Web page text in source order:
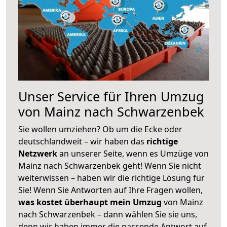
Unser Service für Ihren Umzug
von Mainz nach Schwarzenbek
Sie wollen umziehen? Ob um die Ecke oder
deutschlandweit – wir haben das richtige
Netzwerkan unserer Seite, wenn es Umzüge von
Mainz nach Schwarzenbek geht! Wenn Sie nicht
weiterwissen – haben wir die richtige Lösung für
Sie! Wenn Sie Antworten auf Ihre Fragen wollen,
was kostet überhaupt mein Umzug von Mainz
nach Schwarzenbek – dann wählen Sie sie uns,